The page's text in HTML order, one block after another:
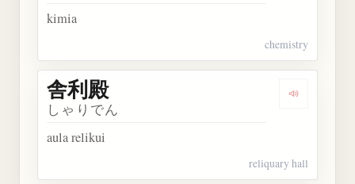
kimia
chemistry
Dengarkan
舎利殿
しゃりでん
aula relikui
reliquary hall